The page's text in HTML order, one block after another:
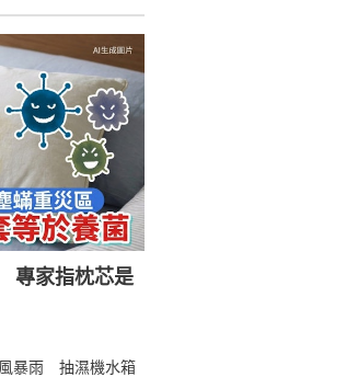
專家指枕芯是
暴雨 抽濕機水箱